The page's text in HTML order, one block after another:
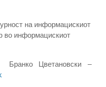
на информацискиот
во информацискиот
–